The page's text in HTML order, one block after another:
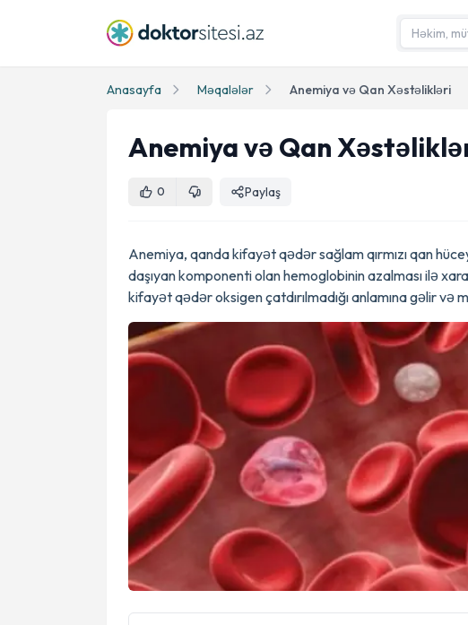
Anasayfa Məqalələr Anemiya və Qan Xəstəlikləri
Anemiya və Qan
0 Paylaş
Anemiya, qanda kifayət qədər sağlam qırmızı qan
daşıyan komponenti olan hemoglobinin azalması ilə
kifayət qədər oksigen çatdırılmadığı anlamına gəlir